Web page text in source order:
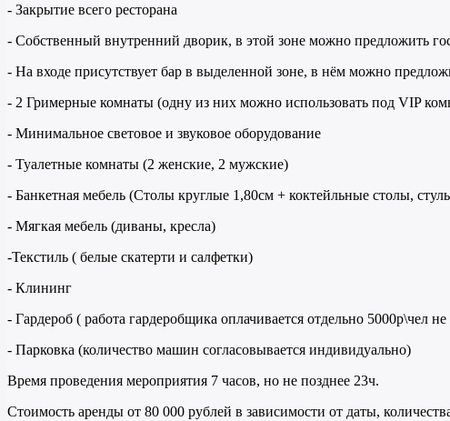
- Закрытие всего ресторана
- Собственный внутренний дворик, в этой зоне можно предложить
- На входе присутствует бар в выделенной зоне, в нём можно
- 2 Гримерные комнаты (одну из них можно использовать под VIP
- Минимальное световое и звуковое оборудование
- Туалетные комнаты (2 женские, 2 мужские)
- Банкетная мебель (Столы круглые 1,80см + коктейльные столы,
- Мягкая мебель (диваны, кресла)
-Текстиль ( белые скатерти и салфетки)
- Клининг
- Гардероб ( работа гардеробщика оплачивается отдельно 5000р\чел
- Парковка (количество машин согласовывается индивидуально)
Время проведения мероприятия 7 часов, но не позднее 23ч.
Стоимость аренды от 80 000 рублей в зависимости от даты,